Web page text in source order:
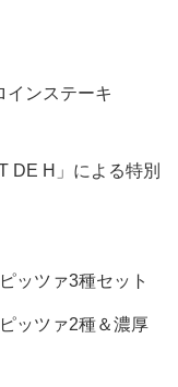
インステーキ
DE H」による特別
ッツァ3種セット
ッツァ2種＆濃厚